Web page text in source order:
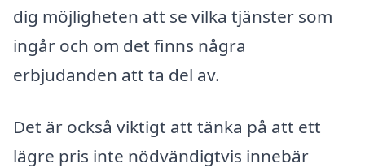
dig möjligheten att se vilka tjänster som
ingår och om det finns några
erbjudanden att ta del av.
Det är också viktigt att tänka på att ett
lägre pris inte nödvändigtvis innebär